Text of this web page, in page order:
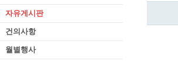
자유게시판
건의사항
월별행사